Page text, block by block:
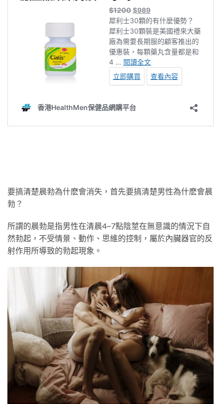
要搞清楚晨勃為什麽會消失，首先要搞清楚男性為什麽會晨
勃？
所謂的晨勃是指男性在清晨4~7點陰莖在無意識的情況下自
然勃起，不受情景、動作、思維的控制，屬於內臟器官的反
射作用所導致的勃起現象。